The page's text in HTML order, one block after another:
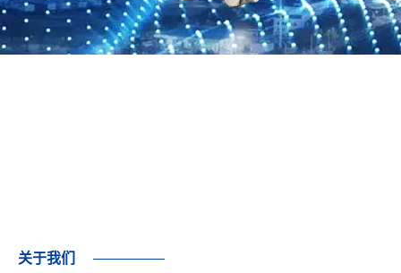
带有磁体的浮球在被测介质中的位置
作用影响：液位的变化导致磁性浮子
关于我们